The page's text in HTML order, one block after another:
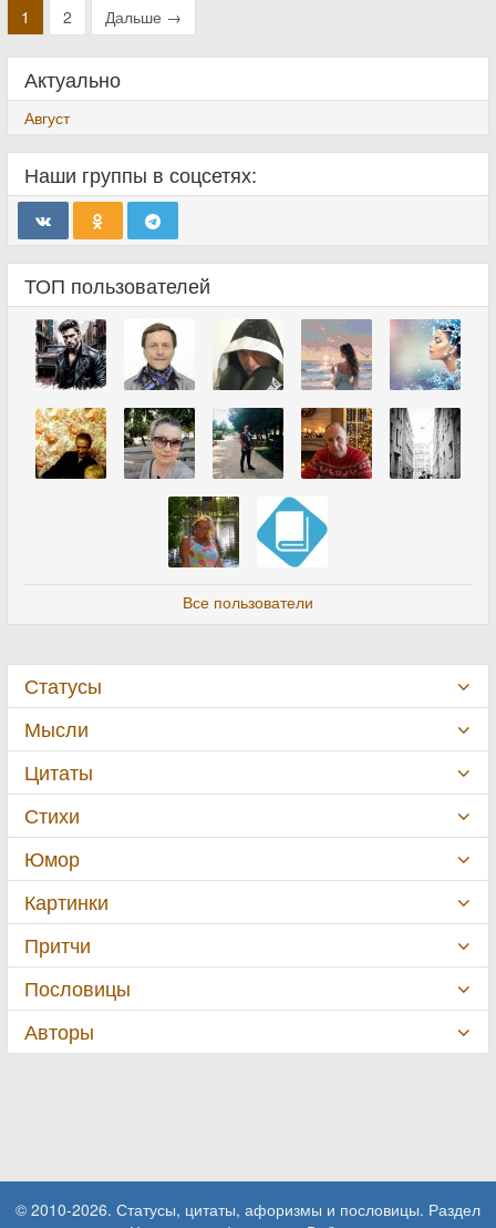
1 2 Дальше →
Актуально
Август
Наши группы в соцсетях:
ТОП пользователей
Все пользователи
Статусы
Мысли
Цитаты
Стихи
Юмор
Картинки
Притчи
Пословицы
Авторы
© 2010-2026. Статусы, цитаты, афоризмы и пословицы. Раздел